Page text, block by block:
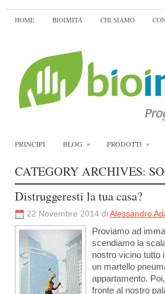
HOME BIOIMITA CHI SIAMO
PRINCIPI BLOG » PRODOTTI »
CATEGORY ARCHIVES:
Distruggeresti la tua casa?
22 Novembre 2014 di Alessandro
Proviamo ad
scendiamo la
nostro vicino tutto
un martello
appartamento.
fronte al nostro